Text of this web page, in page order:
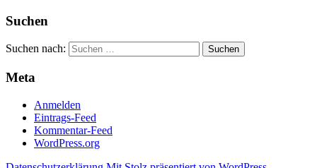
Suchen
Suchen nach:
Meta
Anmelden
Eintrags-Feed
Kommentar-Feed
WordPress.org